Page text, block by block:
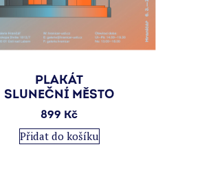
PLAKÁT
SLUNEČNÍ MĚSTO
899 Kč
Přidat do košíku